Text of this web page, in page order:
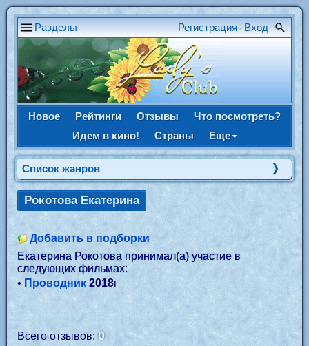
Разделы Регистрация • Вход
Новое Рейтинги Отзывы
Что посмотреть?
Идем в кино!
Страны Еще
Список жанров
Рокотова Екатерина
Добавить в подборки
Екатерина Рокотова принимал(а) участие в
следующих фильмах:
• Проводник 2018г
Всего отзывов:0